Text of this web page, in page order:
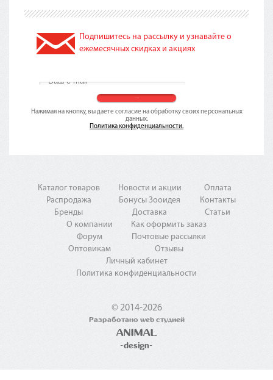
Подпишитесь на рассылку и узнавайте о
ежемесячных скидках и акциях
Нажимая на кнопку, вы даете согласие на обработку своих персональных
данных.
Политика конфиденциальности.
Каталог товаров
Распродажа
Бренды
Новости и акции
Бонусы Зооидея
Доставка
Оплата
Контакты
Статьи
О компании
Форум
Оптовикам
Как оформить заказ
Почтовые рассылки
Отзывы
Личный кабинет
Политика конфиденциальности
© 2014-2026
Разработано web студией
ANIMAL
-design-